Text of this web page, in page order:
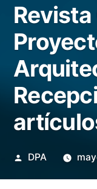
Publicado
DPA